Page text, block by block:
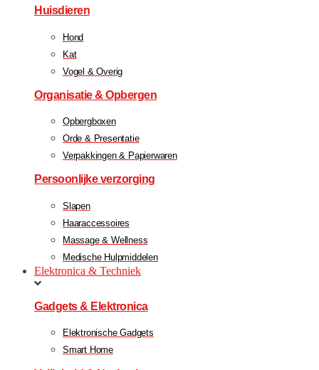
Huisdieren
Hond
Kat
Vogel & Overig
Organisatie & Opbergen
Opbergboxen
Orde & Presentatie
Verpakkingen & Papierwaren
Persoonlijke verzorging
Slapen
Haaraccessoires
Massage & Wellness
Medische Hulpmiddelen
Elektronica & Techniek
Gadgets & Elektronica
Elektronische Gadgets
Smart Home